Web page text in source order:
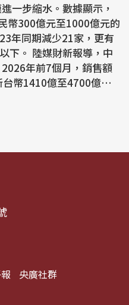
一步縮水。數據顯示，
幣300億元至1000億元的
年同期減少21家，更有
導，中
年前7個月，銷售額
幣1410億至4700億
央廣社群